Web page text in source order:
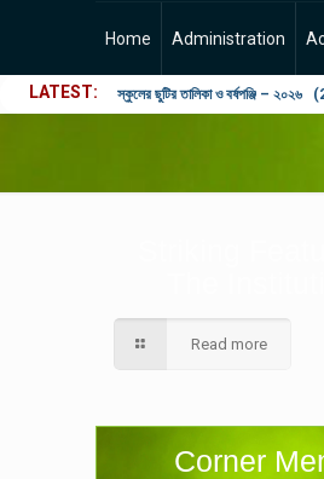
Home Administration
LATEST স্কুলের ছুটির তালিকা ও বর্ষপঞ্জি –
Read more
Corner